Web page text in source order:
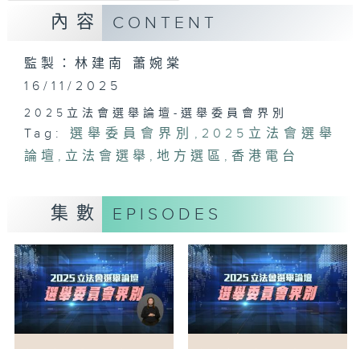
內容 CONTENT
監製：林建南 蕭婉棠
16/11/2025
2025立法會選舉論壇-選舉委員會界別
Tag: 選舉委員會界別 , 2025立法會選舉
論壇 ,立法會選舉 ,地方選區 , 香港電台
集數 EPISODES